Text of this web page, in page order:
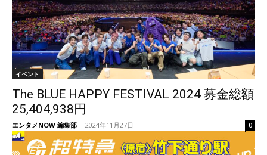
イベント
The BLUE HAPPY FESTIVAL 2024 募金総額
25,404,938円
エンタメNOW 編集部 - 2024年11月27日 0